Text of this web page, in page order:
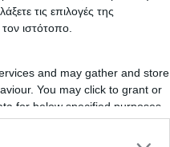
τις επιλογές της
ιστότοπο.
and may gather and store
You may click to grant or
for below specified purposes